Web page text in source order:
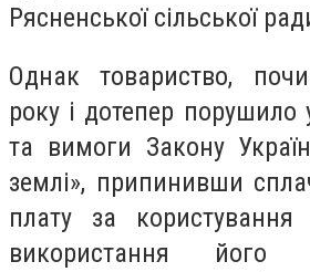
Рясненської сільської
Однак товариство,
року і дотепер порушило
та вимоги Закону
землі», припинивши
плату за
використання його